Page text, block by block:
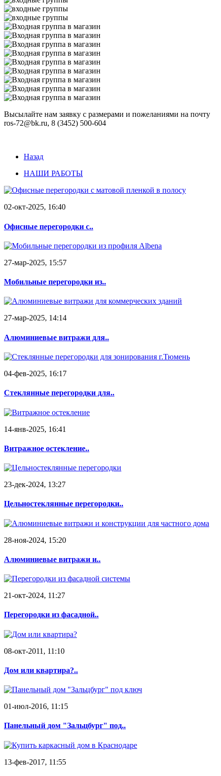
Высылайте нам заявку с размерами и пожеланиями на почту
ros-72@bk.ru, 8 (3452) 500-604
Назад
НАШИ РАБОТЫ
02-окт-2025, 16:40
Офисные перегородки с..
27-мар-2025, 15:57
Мобильные перегородки из..
27-мар-2025, 14:14
Алюминиевые витражи для..
04-фев-2025, 16:17
Стеклянные перегородки для..
14-янв-2025, 16:41
Витражное остекление..
23-дек-2024, 13:27
Цельностеклянные перегородки..
28-ноя-2024, 15:20
Алюминиевые витражи и..
21-окт-2024, 11:27
Перегородки из фасадной..
08-окт-2011, 11:10
Дом или квартира?..
01-июл-2016, 11:15
Панельный дом "Зальцбург" под..
13-фев-2017, 11:55